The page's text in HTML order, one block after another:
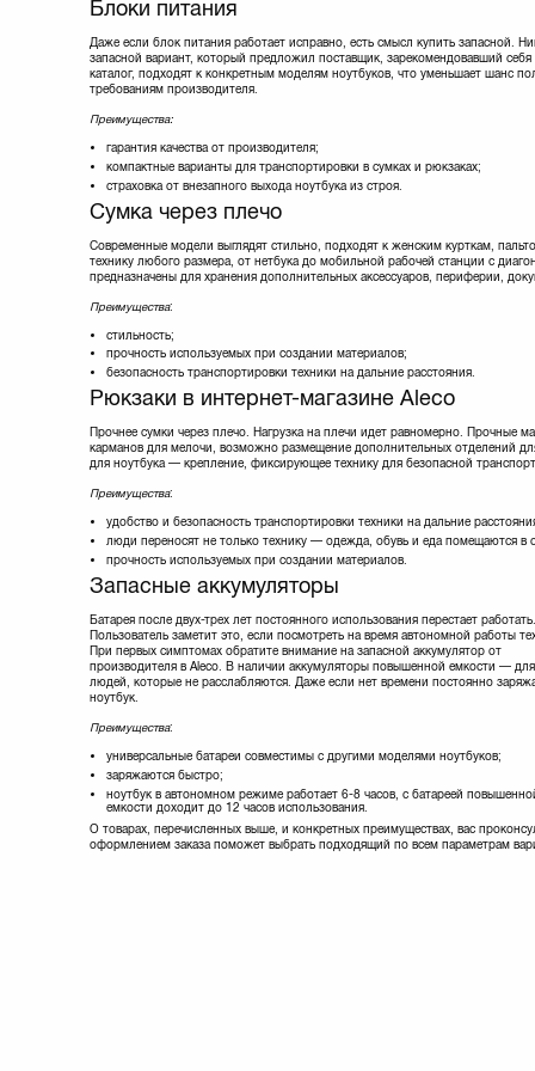
LOGICFOX (2)
Manhattan(3)
Maxxtro(5)
Modecom(1)
Ozaki(12)
PORTO (39)
PortCase(3)
PowerPlant(297)
SONY(6)
Samsung(3)
Targus(12)
Thule(25)
Toshiba(9)
Tucano(73)
UAG(5)
UFT(8)
Verbatim(2)
Vinga
X-DIGITAL(6)
Xiaomi(1)
Xilence(7)
Блоки питания
Даже если блок питания работает исправно, есть смысл купить запасной.
запасной вариант, который предложил поставщик, зарекомендовавший
каталог, подходят к конкретным моделям ноутбуков, что уменьшает шанс
требованиям производителя.
Преимущества:
гарантия качества от производителя;
компактные варианты для транспортировки в сумках и рюкзаках;
страховка от внезапного выхода ноутбука из строя.
Сумка через плечо
Современные модели выглядят стильно, подходят к женским курткам,
технику любого размера, от нетбука до мобильной рабочей станции с
предназначены для хранения дополнительных аксессуаров, периферии,
Преимущества:
стильность;
прочность используемых при создании материалов;
безопасность транспортировки техники на дальние расстояния.
Рюкзаки в интернет-магазине Aleco
Прочнее сумки через плечо. Нагрузка на плечи идет равномерно. Прочные
карманов для мелочи, возможно размещение дополнительных отделений
для ноутбука — крепление, фиксирующее технику для безопасной
Преимущества:
удобство и безопасность транспортировки техники на дальние
люди переносят не только технику — одежда, обувь и еда помещаются в
прочность используемых при создании материалов.
Запасные аккумуляторы
Батарея после двух-трех лет постоянного использования перестает работать.
Пользователь заметит это, если посмотреть на время автономной работы
При первых симптомах обратите внимание на запасной аккумулятор от
производителя в Aleco. В наличии аккумуляторы повышенной емкости — для
людей, которые не расслабляются. Даже если нет времени постоянно
ноутбук.
Преимущества:
универсальные батареи совместимы с другими моделями ноутбуков;
заряжаются быстро;
ноутбук в автономном режиме работает 6-8 часов, с батареей
емкости доходит до 12 часов использования.
О товарах, перечисленных выше, и конкретных преимуществах, вас
оформлением заказа поможет выбрать подходящий по всем параметрам